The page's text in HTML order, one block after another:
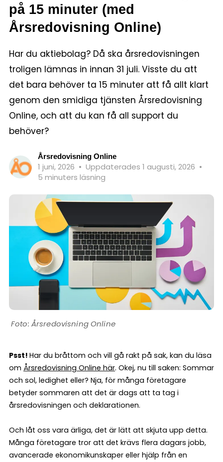
på 15 minuter (med
Årsredovisning Online)
Har du aktiebolag? Då ska årsredovisningen
troligen lämnas in innan 31 juli. Visste du att
det bara behöver ta 15 minuter att få allt klart
genom den smidiga tjänsten Årsredovisning
Online, och att du kan få all support du
behöver?
Årsredovisning Online
1 juni, 2026 • Uppdaterades 1 augusti, 2026 •
5 minuters läsning
Årsredovisning Online
Psst! Har du bråttom och vill gå rakt på sak, kan du läsa
om Årsredovisning Online här. Okej, nu till saken: Sommar
och sol, ledighet eller? Nja, för många företagare
betyder sommaren att det är dags att ta tag i
årsredovisningen och deklarationen.
Och låt oss vara ärliga, det är lätt att skjuta upp detta.
Många företagare tror att det krävs flera dagars jobb,
avancerade ekonomikunskaper eller hjälp från en